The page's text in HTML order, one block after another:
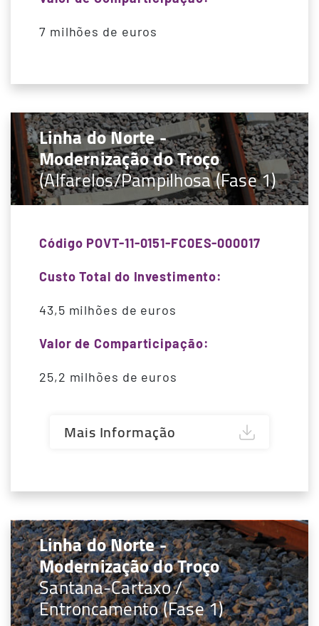
7 milhões de euros
Linha do Norte -
Modernização do Troço
(Alfarelos/Pampilhosa (Fase 1)
Código POVT-11-0151-FC0ES-000017
Custo Total do Investimento:
43,5 milhões de euros
Valor de Comparticipação:
25,2 milhões de euros
Mais Informação
Linha do Norte -
Modernização do Troço
Santana-Cartaxo /
Entroncamento (Fase 1)